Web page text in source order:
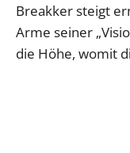
Breakker steigt
Arme seiner
die Höhe, womit